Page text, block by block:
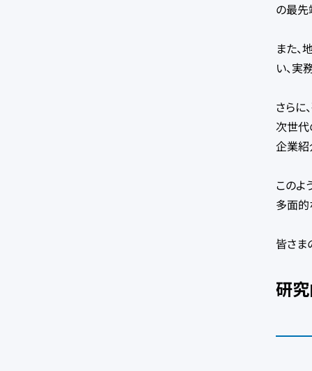
の最先
また
い、実
さらに
次世代
企業紹
このよ
多面的
皆さま
研